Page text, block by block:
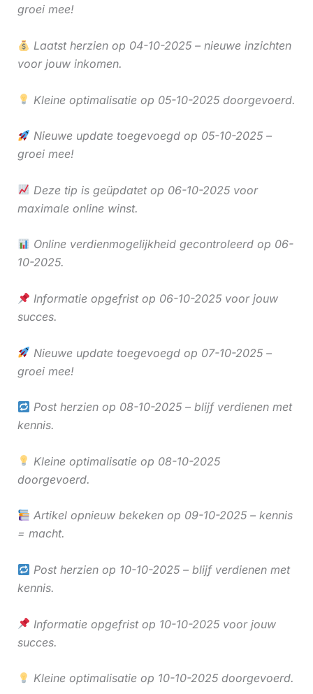
groei mee!
Laatst herzien op 04-10-2025 – nieuwe inzichten
voor jouw inkomen.
Kleine optimalisatie op 05-10-2025 doorgevoerd.
Nieuwe update toegevoegd op 05-10-2025 –
groei mee!
Deze tip is geüpdatet op 06-10-2025 voor
maximale online winst.
Online verdienmogelijkheid gecontroleerd op 06-
10-2025.
Informatie opgefrist op 06-10-2025 voor jouw
succes.
Nieuwe update toegevoegd op 07-10-2025 –
groei mee!
Post herzien op 08-10-2025 – blijf verdienen met
kennis.
Kleine optimalisatie op 08-10-2025
doorgevoerd.
Artikel opnieuw bekeken op 09-10-2025 – kennis
= macht.
Post herzien op 10-10-2025 – blijf verdienen met
kennis.
Informatie opgefrist op 10-10-2025 voor jouw
succes.
Kleine optimalisatie op 10-10-2025 doorgevoerd.